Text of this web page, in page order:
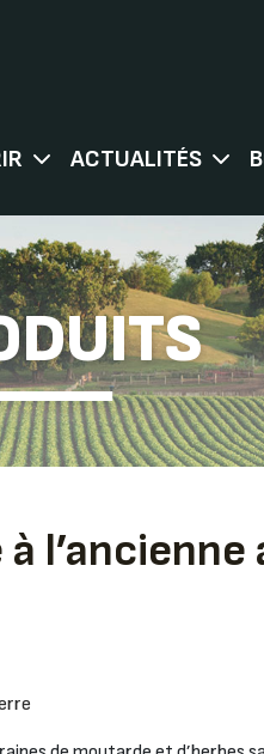
ACTUALITÉS
l’ancienne